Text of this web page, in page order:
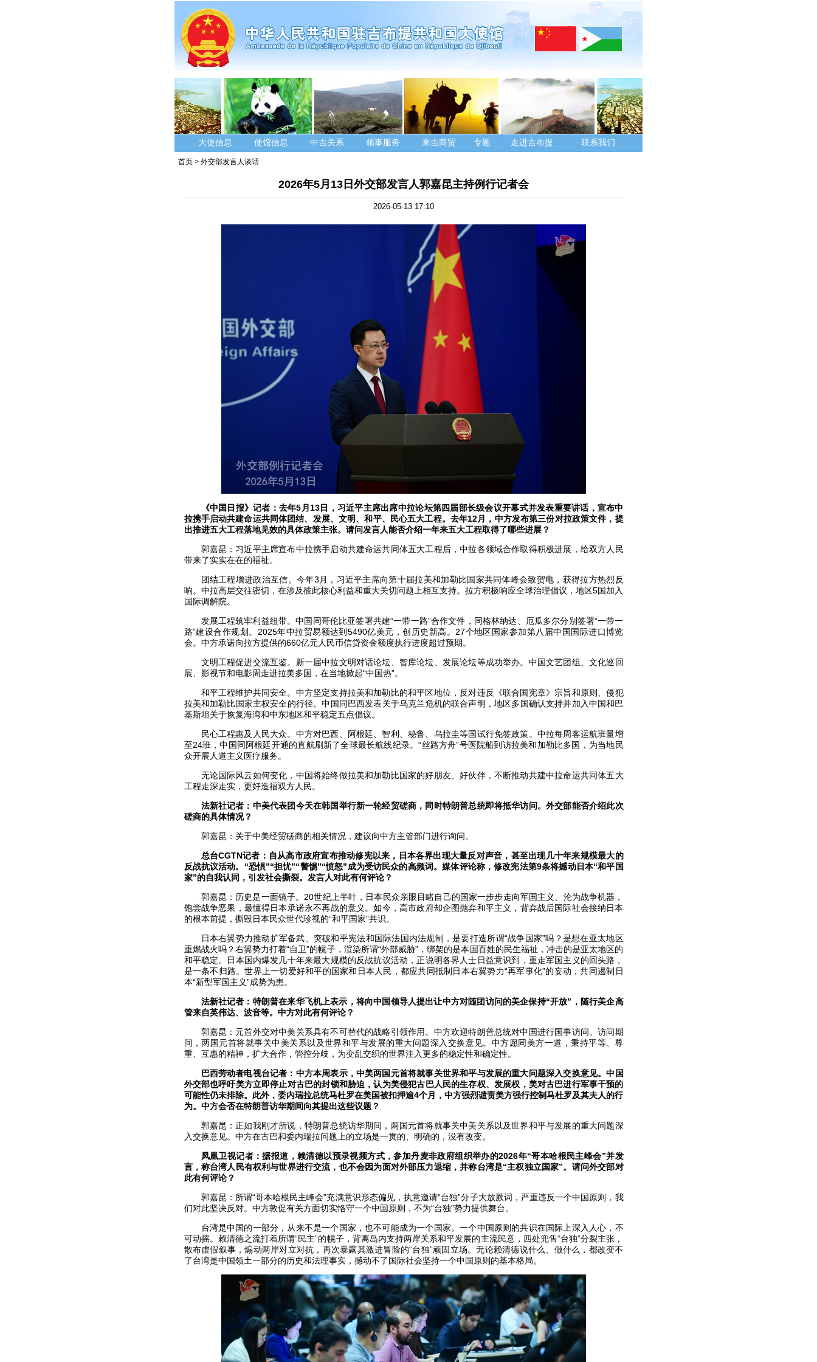
大使信息 使馆信息 中吉关系 领事服务 来吉商贸 专题 走进吉布提 联系我们
首页 > 外交部发言人谈话
2026年5月13日外交部发言人郭嘉昆主持例行记者会
2026-05-13 17:10
《中国日报》记者：去年5月13日，习近平主席出席中拉论坛第四届部长级会议开幕式并发表重要讲话，宣布中
拉携手启动共建命运共同体团结、发展、文明、和平、民心五大工程。去年12月，中方发布第三份对拉政策文件，提
出推进五大工程落地见效的具体政策主张。请问发言人能否介绍一年来五大工程取得了哪些进展？
郭嘉昆：习近平主席宣布中拉携手启动共建命运共同体五大工程后，中拉各领域合作取得积极进展，给双方人民
带来了实实在在的福祉。
团结工程增进政治互信。今年3月，习近平主席向第十届拉美和加勒比国家共同体峰会致贺电，获得拉方热烈反
响。中拉高层交往密切，在涉及彼此核心利益和重大关切问题上相互支持。拉方积极响应全球治理倡议，地区5国加入
国际调解院。
发展工程筑牢利益纽带。中国同哥伦比亚签署共建“一带一路”合作文件，同格林纳达、厄瓜多尔分别签署“一带一
路”建设合作规划。2025年中拉贸易额达到5490亿美元，创历史新高。27个地区国家参加第八届中国国际进口博览
会。中方承诺向拉方提供的660亿元人民币信贷资金额度执行进度超过预期。
文明工程促进交流互鉴。新一届中拉文明对话论坛、智库论坛、发展论坛等成功举办。中国文艺团组、文化巡回
展、影视节和电影周走进拉美多国，在当地掀起“中国热”。
和平工程维护共同安全。中方坚定支持拉美和加勒比的和平区地位，反对违反《联合国宪章》宗旨和原则、侵犯
拉美和加勒比国家主权安全的行径。中国同巴西发表关于乌克兰危机的联合声明，地区多国确认支持并加入中国和巴
基斯坦关于恢复海湾和中东地区和平稳定五点倡议。
民心工程惠及人民大众。中方对巴西、阿根廷、智利、秘鲁、乌拉圭等国试行免签政策。中拉每周客运航班量增
至24班，中国同阿根廷开通的直航刷新了全球最长航线纪录。“丝路方舟”号医院船到访拉美和加勒比多国，为当地民
众开展人道主义医疗服务。
无论国际风云如何变化，中国将始终做拉美和加勒比国家的好朋友、好伙伴，不断推动共建中拉命运共同体五大
工程走深走实，更好造福双方人民。
法新社记者：中美代表团今天在韩国举行新一轮经贸磋商，同时特朗普总统即将抵华访问。外交部能否介绍此次
磋商的具体情况？
郭嘉昆：关于中美经贸磋商的相关情况，建议向中方主管部门进行询问。
总台CGTN记者：自从高市政府宣布推动修宪以来，日本各界出现大量反对声音，甚至出现几十年来规模最大的
反战抗议活动。“恐惧”“担忧”“警惕”“愤怒”成为受访民众的高频词。媒体评论称，修改宪法第9条将撼动日本“和平国
家”的自我认同，引发社会撕裂。发言人对此有何评论？
郭嘉昆：历史是一面镜子。20世纪上半叶，日本民众亲眼目睹自己的国家一步步走向军国主义、沦为战争机器，
饱尝战争恶果，最懂得日本承诺永不再战的意义。如今，高市政府却企图抛弃和平主义，背弃战后国际社会接纳日本
的根本前提，撕毁日本民众世代珍视的“和平国家”共识。
日本右翼势力推动扩军备武、突破和平宪法和国际法国内法规制，是要打造所谓“战争国家”吗？是想在亚太地区
重燃战火吗？右翼势力打着“自卫”的幌子，渲染所谓“外部威胁”，绑架的是本国百姓的民生福祉，冲击的是亚太地区的
和平稳定。日本国内爆发几十年来最大规模的反战抗议活动，正说明各界人士日益意识到，重走军国主义的回头路，
是一条不归路。世界上一切爱好和平的国家和日本人民，都应共同抵制日本右翼势力“再军事化”的妄动，共同遏制日
本“新型军国主义”成势为患。
法新社记者：特朗普在来华飞机上表示，将向中国领导人提出让中方对随团访问的美企保持“开放”，随行美企高
管来自英伟达、波音等。中方对此有何评论？
郭嘉昆：元首外交对中美关系具有不可替代的战略引领作用。中方欢迎特朗普总统对中国进行国事访问。访问期
间，两国元首将就事关中美关系以及世界和平与发展的重大问题深入交换意见。中方愿同美方一道，秉持平等、尊
重、互惠的精神，扩大合作，管控分歧，为变乱交织的世界注入更多的稳定性和确定性。
巴西劳动者电视台记者：中方本周表示，中美两国元首将就事关世界和平与发展的重大问题深入交换意见。中国
外交部也呼吁美方立即停止对古巴的封锁和胁迫，认为美侵犯古巴人民的生存权、发展权，美对古巴进行军事干预的
可能性仍未排除。此外，委内瑞拉总统马杜罗在美国被扣押逾4个月，中方强烈谴责美方强行控制马杜罗及其夫人的行
为。中方会否在特朗普访华期间向其提出这些议题？
郭嘉昆：正如我刚才所说，特朗普总统访华期间，两国元首将就事关中美关系以及世界和平与发展的重大问题深
入交换意见。中方在古巴和委内瑞拉问题上的立场是一贯的、明确的，没有改变。
凤凰卫视记者：据报道，赖清德以预录视频方式，参加丹麦非政府组织举办的2026年“哥本哈根民主峰会”并发
言，称台湾人民有权利与世界进行交流，也不会因为面对外部压力退缩，并称台湾是“主权独立国家”。请问外交部对
此有何评论？
郭嘉昆：所谓“哥本哈根民主峰会”充满意识形态偏见，执意邀请“台独”分子大放厥词，严重违反一个中国原则，我
们对此坚决反对。中方敦促有关方面切实恪守一个中国原则，不为“台独”势力提供舞台。
台湾是中国的一部分，从来不是一个国家，也不可能成为一个国家。一个中国原则的共识在国际上深入人心，不
可动摇。赖清德之流打着所谓“民主”的幌子，背离岛内支持两岸关系和平发展的主流民意，四处兜售“台独”分裂主张，
散布虚假叙事，煽动两岸对立对抗，再次暴露其激进冒险的“台独”顽固立场。无论赖清德说什么、做什么，都改变不
了台湾是中国领土一部分的历史和法理事实，撼动不了国际社会坚持一个中国原则的基本格局。